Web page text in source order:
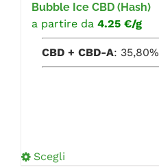
Bubble Ice CBD (Hash)
a partire da 4.25 €/g
CBD + CBD-A: 35,80%
Scegli